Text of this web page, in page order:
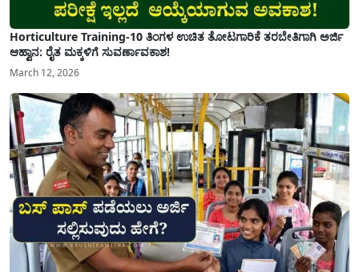
Horticulture Training-10 ತಿಂಗಳ ಉಚಿತ ತೋಟಗಾರಿಕೆ ತರಬೇತಿಗಾಗಿ ಅರ್ಜಿ
ಆಹ್ವಾನ: ರೈತ ಮಕ್ಕಳಿಗೆ ಸುವರ್ಣಾವಕಾಶ!
March 12, 2026